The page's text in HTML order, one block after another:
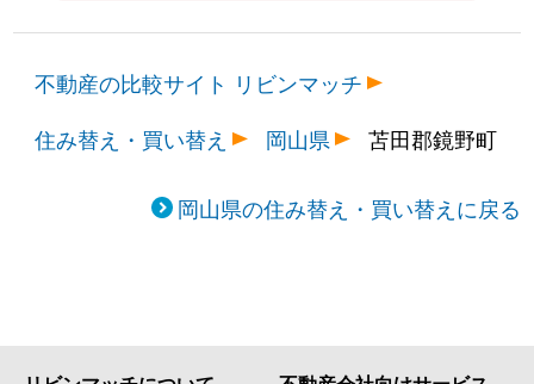
不動産の比較サイト リビンマッチ
住み替え・買い替え
岡山県 苫田郡鏡野町
岡山県の住み替え・買い替えに戻る